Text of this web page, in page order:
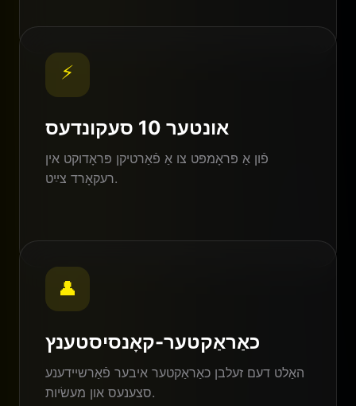
⚡
אונטער 10 סעקונדעס
פֿון אַ פּראָמפּט צו אַ פֿאַרטיקן פּראָדוקט אין
רעקאָרד צײַט.
👤
כאַראַקטער-קאָנסיסטענץ
האַלט דעם זעלבן כאַראַקטער איבער פֿאַרשיידענע
סצענעס און מעשׂיות.